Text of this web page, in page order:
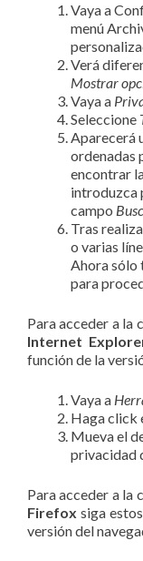
Vaya a
menú
Verá
Mostrar
Vaya a
Seleccione
Aparecerá
ordenadas
encontrar
introduzca
campo
Tras
o varias
Ahora sólo
para
Para acceder a la
Internet
función de la
Vaya a
Haga click
Mueva el
privacidad
Para acceder a la
Firefox siga
versión del